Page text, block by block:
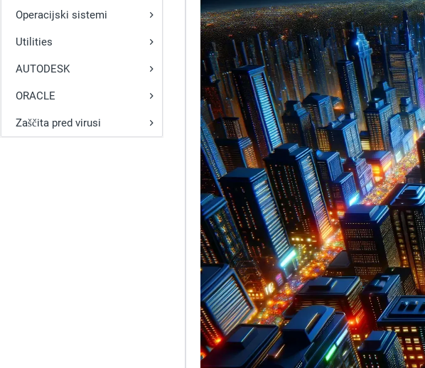
Operacijski sistemi
Utilities
AUTODESK
ORACLE
Zaščita pred virusi